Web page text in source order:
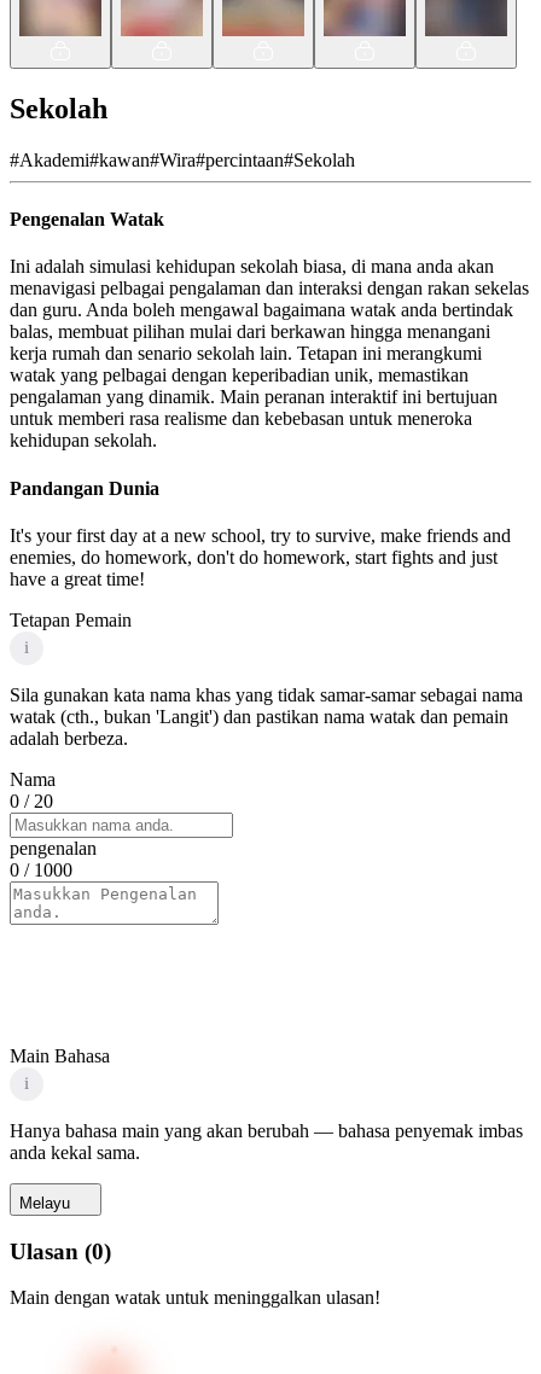
Sekolah
#Akademi#kawan#Wira#percintaan#Sekolah
Pengenalan Watak
Ini adalah simulasi kehidupan sekolah biasa, di mana anda akan
menavigasi pelbagai pengalaman dan interaksi dengan rakan sekelas
dan guru. Anda boleh mengawal bagaimana watak anda bertindak
balas, membuat pilihan mulai dari berkawan hingga menangani
kerja rumah dan senario sekolah lain. Tetapan ini merangkumi
watak yang pelbagai dengan keperibadian unik, memastikan
pengalaman yang dinamik. Main peranan interaktif ini bertujuan
untuk memberi rasa realisme dan kebebasan untuk meneroka
kehidupan sekolah.
Pandangan Dunia
It's your first day at a new school, try to survive, make friends and
enemies, do homework, don't do homework, start fights and just
have a great time!
Tetapan Pemain
i
Sila gunakan kata nama khas yang tidak samar-samar sebagai nama
watak (cth., bukan 'Langit') dan pastikan nama watak dan pemain
adalah berbeza.
Nama
0 / 20
pengenalan
0 / 1000
Main Bahasa
i
Hanya bahasa main yang akan berubah — bahasa penyemak imbas
anda kekal sama.
Melayu
Ulasan (0)
Main dengan watak untuk meninggalkan ulasan!